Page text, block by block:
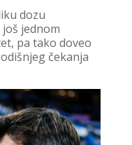
dozu
jednom
pa tako doveo
čekanja